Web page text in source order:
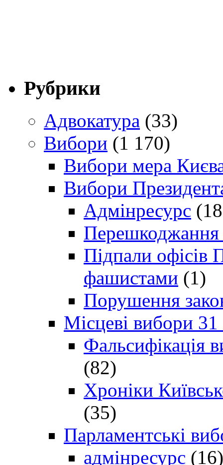
Рубрики
Адвокатура (33)
Вибори (1 170)
Вибори мера
Вибори
Адмінресурс
Перешкоджання
Підпали офісів
фашистами (1)
Порушення
Місцеві вибори
Фальсифікація
(82)
Хроніки
(35)
Парламентські
адмінресурс (16)